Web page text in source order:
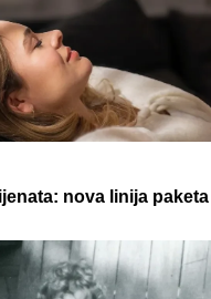
nova linija